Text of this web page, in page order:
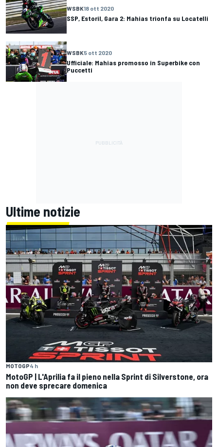
WSBK18 ott 2020
SSP, Estoril, Gara 2: Mahias trionfa su Locatelli
WSBK5 ott 2020
Ufficiale: Mahias promosso in Superbike con
Puccetti
Ultime notizie
MOTOGP4 h
MotoGP | L'Aprilia fa il pieno nella Sprint di Silverstone, ora
non deve sprecare domenica